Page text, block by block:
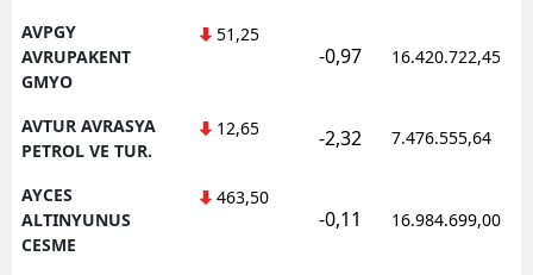
AVPGY
AVRUPAKENT
GMYO
51,25
-0,97 16.420.722,45
AVTUR AVRASYA
PETROL VE TUR.
12,65 -2,32 7.476.555,64
AYCES
ALTINYUNUS
CESME
463,50
-0,11 16.984.699,00